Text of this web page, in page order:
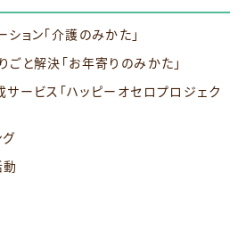
ション「介護のみかた」
ごと解決 「お年寄りのみかた」
サービス 「ハッピーオセロプロジェク